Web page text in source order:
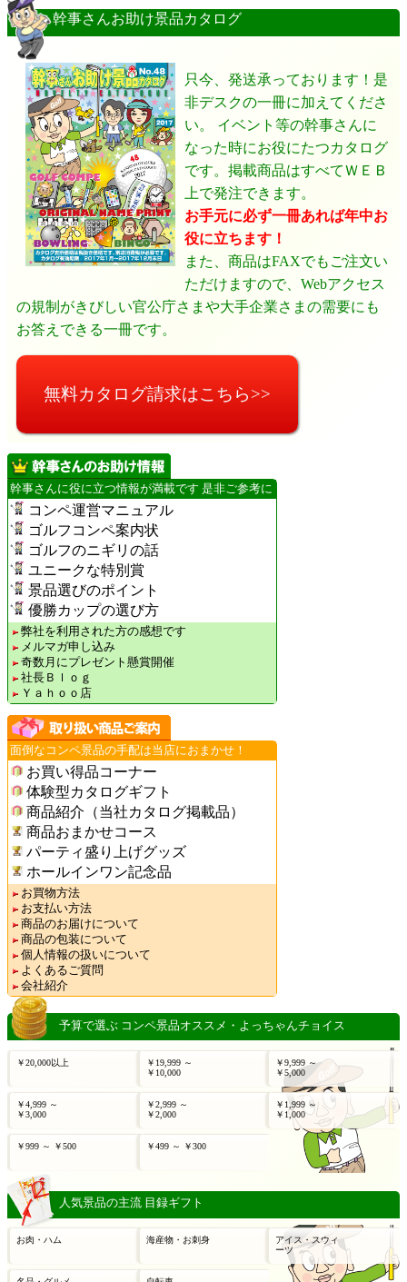
幹事さんお助け景品カタログ
只今、発送承っております！是
非デスクの一冊に加えてくださ
い。 イベント等の幹事さんに
なった時にお役にたつカタログ
です。掲載商品はすべてＷＥＢ
上で発注できます。
お手元に必ず一冊あれば年中お
役に立ちます！
また、商品はFAXでもご注文い
ただけますので、Webアクセス
の規制がきびしい官公庁さまや大手企業さまの需要にも
お答えできる一冊です。
無料カタログ請求はこちら>>
幹事さんに役に立つ情報が満載です 是非ご参考に
コンペ運営マニュアル
ゴルフコンペ案内状
ゴルフのニギリの話
ユニークな特別賞
景品選びのポイント
優勝カップの選び方
弊社を利用された方の感想です
メルマガ申し込み
奇数月にプレゼント懸賞開催
社長Ｂｌｏｇ
Ｙａｈｏｏ店
面倒なコンペ景品の手配は当店におまかせ！
お買い得品コーナー
体験型カタログギフト
商品紹介（当社カタログ掲載品）
商品おまかせコース
パーティ盛り上げグッズ
ホールインワン記念品
お買物方法
お支払い方法
商品のお届けについて
商品の包装について
個人情報の扱いについて
よくあるご質問
会社紹介